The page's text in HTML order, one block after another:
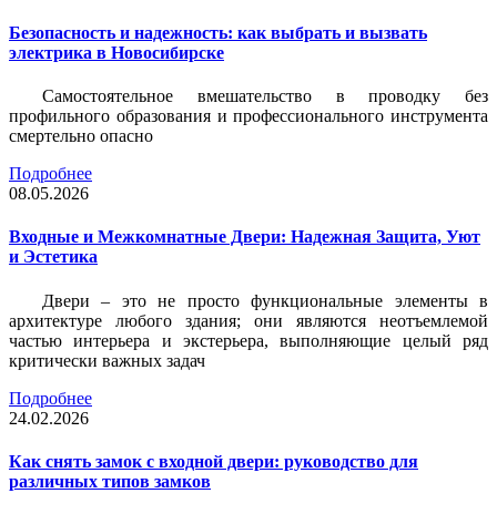
Безопасность и надежность: как выбрать и вызвать
электрика в Новосибирске
Самостоятельное вмешательство в проводку без
профильного образования и профессионального инструмента
смертельно опасно
Подробнее
08.05.2026
Входные и Межкомнатные Двери: Надежная Защита, Уют
и Эстетика
Двери – это не просто функциональные элементы в
архитектуре любого здания; они являются неотъемлемой
частью интерьера и экстерьера, выполняющие целый ряд
критически важных задач
Подробнее
24.02.2026
Как снять замок с входной двери: руководство для
различных типов замков